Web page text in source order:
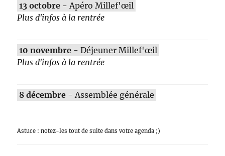
13 octobre - Apéro Millef'œil
Plus d'infos à la rentrée
10 novembre - Déjeuner Millef'œil
Plus d'infos à la rentrée
8 décembre - Assemblée générale
Astuce : notez-les tout de suite dans votre agenda ;)